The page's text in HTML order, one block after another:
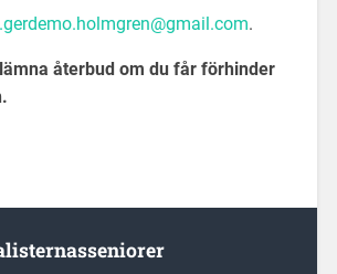
.
återbud om du får förhinder